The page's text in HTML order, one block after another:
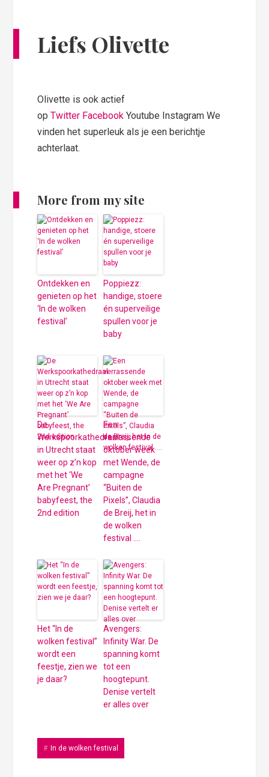
Liefs Olivette
Olivette is ook actief
opTwitter Facebook Youtube Instagram We
vinden het superleuk als je een berichtje
achterlaat.
More from my site
Ontdekken en
genieten op het
‘In de wolken
festival’
Poppiezz:
handige, stoere
én superveilige
spullen voor je
baby
De
Werkspoorkathedraal
in Utrecht staat
weer op z’n kop
met het ‘We
Are Pregnant’
babyfeest, the
2nd edition
Een
verrassende
oktober week
met Wende, de
campagne
“Buiten de
Pixels”, Claudia
de Breij, het in
de wolken
festival ….
Het “In de
wolken festival”
wordt een
feestje, zien we
je daar?
Avengers:
Infinity War. De
spanning komt
tot een
hoogtepunt.
Denise vertelt
er alles over
In de wolken festival